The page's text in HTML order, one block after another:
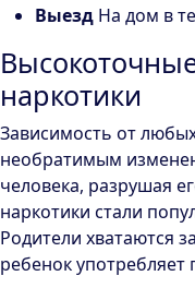
Выезд На дом в
наркотики
Зависимость от
необратимым
человека, разрушая
наркотики стали
Родители хватаются
ребенок употребляет